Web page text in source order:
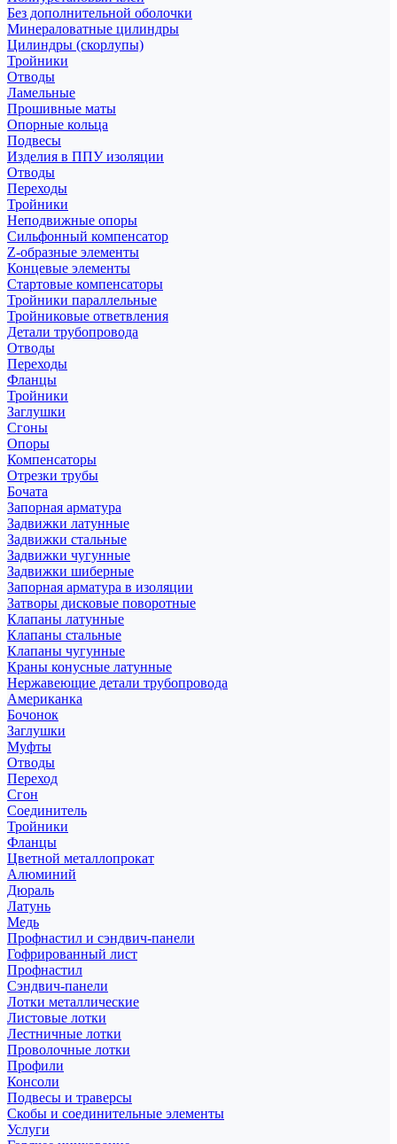
Без дополнительной оболочки
Минераловатные цилиндры
Цилиндры (скорлупы)
Тройники
Отводы
Ламельные
Прошивные маты
Опорные кольца
Подвесы
Изделия в ППУ изоляции
Отводы
Переходы
Тройники
Неподвижные опоры
Cильфонный компенсатор
Z-образные элементы
Концевые элементы
Стартовые компенсаторы
Тройники параллельные
Тройниковые ответвления
Детали трубопровода
Отводы
Переходы
Фланцы
Тройники
Заглушки
Сгоны
Опоры
Компенсаторы
Отрезки трубы
Бочата
Запорная арматура
Задвижки латунные
Задвижки стальные
Задвижки чугунные
Задвижки шиберные
Запорная арматура в изоляции
Затворы дисковые поворотные
Клапаны латунные
Клапаны стальные
Клапаны чугунные
Краны конусные латунные
Нержавеющие детали трубопровода
Американка
Бочонок
Заглушки
Муфты
Отводы
Переход
Сгон
Соединитель
Тройники
Фланцы
Цветной металлопрокат
Алюминий
Дюраль
Латунь
Медь
Профнастил и сэндвич-панели
Гофрированный лист
Профнастил
Сэндвич-панели
Лотки металлические
Листовые лотки
Лестничные лотки
Проволочные лотки
Профили
Консоли
Подвесы и траверсы
Скобы и соединительные элементы
Услуги